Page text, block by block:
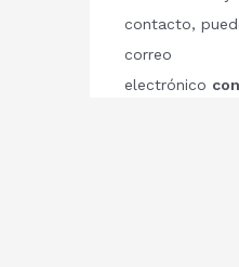
contacto,
correo
electrónico